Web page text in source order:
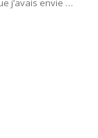
j’avais envie …